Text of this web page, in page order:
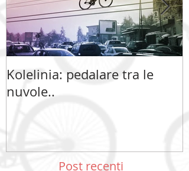
Post recenti
Kolelinia: pedalare tra le
nuvole..